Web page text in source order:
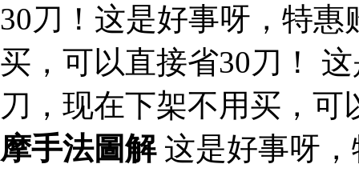
30刀！这是好事呀，特
买，可以直接省30刀！
刀，现在下架不用买，
摩手法圖解这是好事呀，